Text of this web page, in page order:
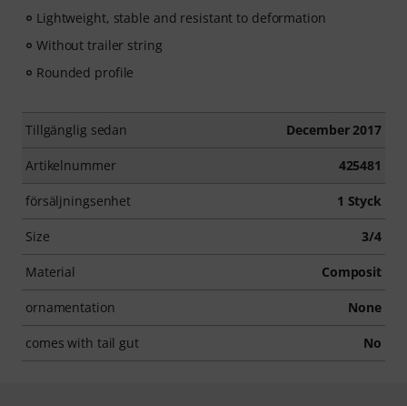
Lightweight, stable and resistant to deformation
Without trailer string
Rounded profile
Tillgänglig sedan December 2017
Artikelnummer 425481
försäljningsenhet 1 Styck
Size 3/4
Material Composit
ornamentation None
comes with tail gut No